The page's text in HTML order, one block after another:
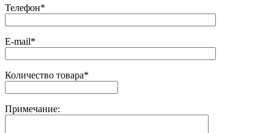
Телефон*
E-mail*
Количество товара*
Примечание: